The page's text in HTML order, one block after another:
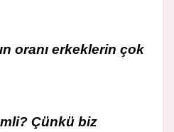
oranı erkeklerin çok
Çünkü biz